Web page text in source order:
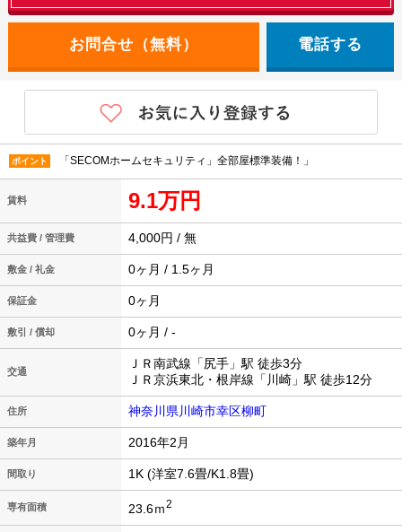
電話する
ポイント 「SECOMホームセキュリティ」全部屋標準装備！」
賃料 9.1万円
共益費 / 管理費 4,000円 / 無
敷金 / 礼金 0ヶ月 / 1.5ヶ月
保証金 0ヶ月
敷引 / 償却 0ヶ月 / -
交通
ＪＲ南武線「尻手」駅 徒歩3分
ＪＲ京浜東北・根岸線「川崎」駅 徒歩12分
住所 神奈川県川崎市幸区柳町
築年月 2016年2月
間取り 1K (洋室7.6畳/K1.8畳)
専有面積 23.6ｍ2